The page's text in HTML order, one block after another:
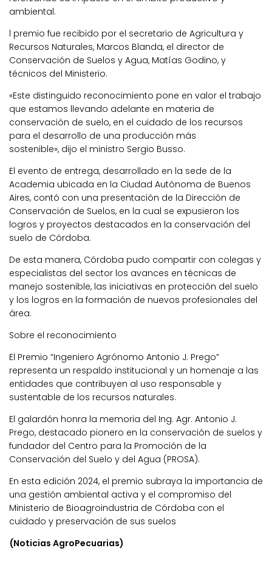
ambiental.
l premio fue recibido por el secretario de Agricultura y
Recursos Naturales, Marcos Blanda, el director de
Conservación de Suelos y Agua, Matías Godino, y
técnicos del Ministerio.
«Este distinguido reconocimiento pone en valor el trabajo
que estamos llevando adelante en materia de
conservación de suelo, en el cuidado de los recursos
para el desarrollo de una producción más
sostenible», dijo el ministro Sergio Busso.
El evento de entrega, desarrollado en la sede de la
Academia ubicada en la Ciudad Autónoma de Buenos
Aires, contó con una presentación de la Dirección de
Conservación de Suelos, en la cual se expusieron los
logros y proyectos destacados en la conservación del
suelo de Córdoba.
De esta manera, Córdoba pudo compartir con colegas y
especialistas del sector los avances en técnicas de
manejo sostenible, las iniciativas en protección del suelo
y los logros en la formación de nuevos profesionales del
área.
Sobre el reconocimiento
El Premio “Ingeniero Agrónomo Antonio J. Prego”
representa un respaldo institucional y un homenaje a las
entidades que contribuyen al uso responsable y
sustentable de los recursos naturales.
El galardón honra la memoria del Ing. Agr. Antonio J.
Prego, destacado pionero en la conservación de suelos y
fundador del Centro para la Promoción de la
Conservación del Suelo y del Agua (PROSA).
En esta edición 2024, el premio subraya la importancia de
una gestión ambiental activa y el compromiso del
Ministerio de Bioagroindustria de Córdoba con el
cuidado y preservación de sus suelos
(Noticias AgroPecuarias)